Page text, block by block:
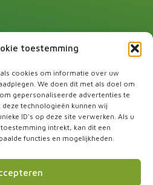
toestemming
cookies om informatie over uw
We doen dit met als doel om
gepersonaliseerde advertenties te
technologieën kunnen wij
ID's op deze site verwerken. Als u
intrekt, kan dit een
functies en mogelijkheden.
30 30 59